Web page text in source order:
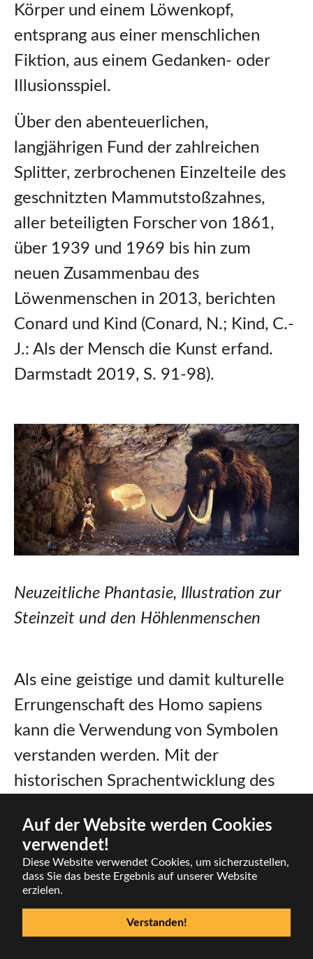
Auf der Website werden Cookies
verwendet!
Diese Website verwendet Cookies, um sicherzustellen,
dass Sie das beste Ergebnis auf unserer Website
erzielen.
Verstanden!
Körper und einem Löwenkopf,
entsprang aus einer menschlichen
Fiktion, aus einem Gedanken- oder
Illusionsspiel.
Über den abenteuerlichen,
langjährigen Fund der zahlreichen
Splitter, zerbrochenen Einzelteile des
geschnitzten Mammutstoßzahnes,
aller beteiligten Forscher von 1861,
über 1939 und 1969 bis hin zum
neuen Zusammenbau des
Löwenmenschen in 2013, berichten
Conard und Kind (Conard, N.; Kind, C.-
J.: Als der Mensch die Kunst erfand.
Darmstadt 2019, S. 91-98).
Neuzeitliche Phantasie, Illustration zur
Steinzeit und den Höhlenmenschen
Als eine geistige und damit kulturelle
Errungenschaft des Homo sapiens
kann die Verwendung von Symbolen
verstanden werden. Mit der
historischen Sprachentwicklung des
von Wänden ebenso die Produktion
von Gegenständen ein, die keine direkt
"nützlichen" Gebrauchsgegenstände
waren, wie Faustkeile sondern eben
zum Beispiel Schmuck und auch